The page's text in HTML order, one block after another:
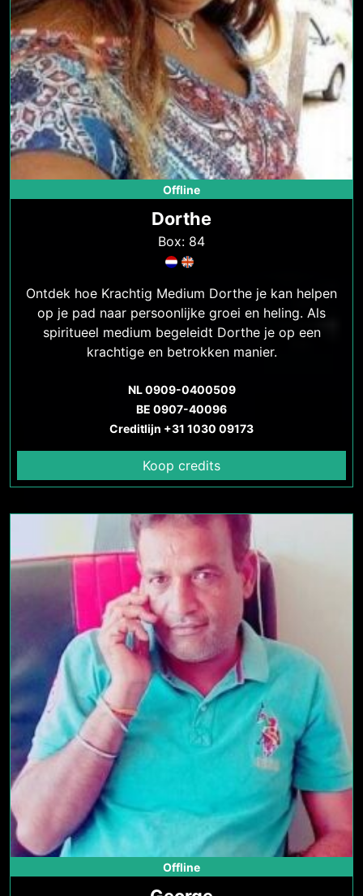
Offline
Dorthe
Box: 84
Ontdek hoe Krachtig Medium Dorthe je kan helpen
op je pad naar persoonlijke groei en heling. Als
spiritueel medium begeleidt Dorthe je op een
krachtige en betrokken manier.
NL 0909-0400509
BE 0907-40096
Creditlijn +31 1030 09173
Koop credits
Offline